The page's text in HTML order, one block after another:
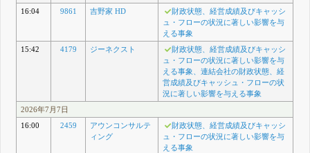
16:04
9861 吉野家 HD
財政状態、経営成績及びキャッシ
ュ・フローの状況に著しい影響を与
える事象
15:42
4179 ジーネクスト
財政状態、経営成績及びキャッシ
ュ・フローの状況に著しい影響を与
える事象、連結会社の財政状態、経
営成績及びキャッシュ・フローの状
況に著しい影響を与える事象
2026年7月7日
16:00
2459
アウンコンサルテ
ィング
財政状態、経営成績及びキャッシ
ュ・フローの状況に著しい影響を与
える事象